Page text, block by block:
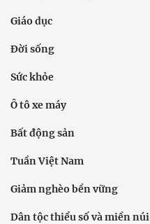
Giáo dục
Đời sống
Sức khỏe
Ô tô xe máy
Bất động sản
Tuần Việt Nam
Giảm nghèo bền vững
Dân tộc thiểu số và miền núi